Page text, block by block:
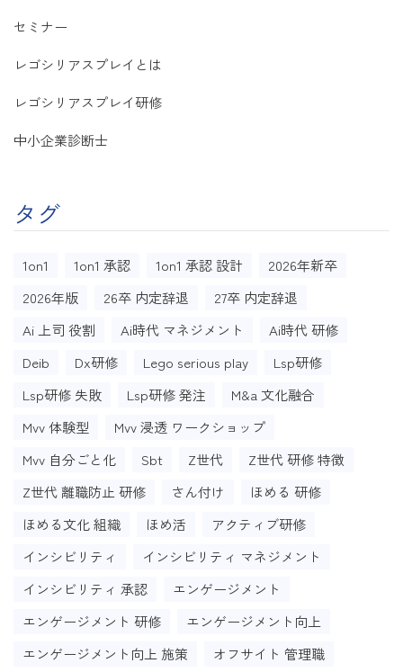
セミナー
レゴシリアスプレイとは
レゴシリアスプレイ研修
中小企業診断士
タグ
1on1 1on1 承認 1on1 承認 設計
2026年新卒
2026年版
26卒 内定辞退
27卒 内定辞退
Ai 上司 役割
Ai時代 マネジメント
Ai時代 研修
Deib
Dx研修 Lego serious play
Lsp研修
Lsp研修 失敗
Lsp研修 発注
M&a 文化融合
Mvv 体験型
Mvv 浸透 ワークショップ
Mvv 自分ごと化
Sbt Z世代
Z世代 研修 特徴
Z世代 離職防止 研修
さん付け
ほめる 研修
ほめる文化 組織
ほめ活
アクティブ研修
インシビリティ
インシビリティ マネジメント
インシビリティ 承認
エンゲージメント
エンゲージメント 研修
エンゲージメント向上
エンゲージメント向上 施策
オフサイト 管理職